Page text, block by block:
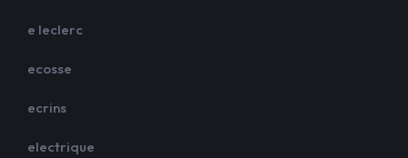
e leclerc
ecosse
ecrins
electrique